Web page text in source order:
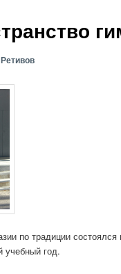
по традиции
учебный год.